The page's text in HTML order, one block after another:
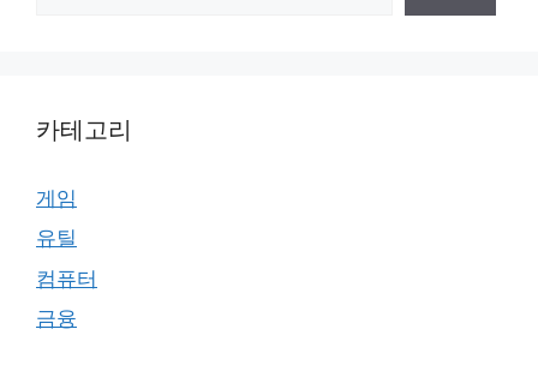
카테고리
게임
유틸
컴퓨터
금융